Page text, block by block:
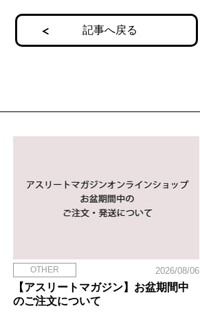
記事へ戻る
OTHER 2026/08/06
【アスリートマガジン】お盆期間中
のご注文について